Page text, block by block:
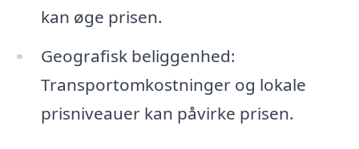
kan øge prisen.
Geografisk beliggenhed:
Transportomkostninger og lokale
prisniveauer kan påvirke prisen.